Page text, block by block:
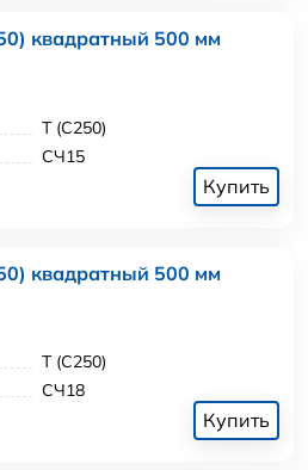
квадратный 500 мм
Т (С250)
СЧ15
Купить
квадратный 500 мм
Т (С250)
СЧ18
Купить